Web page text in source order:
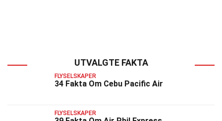
UTVALGTE FAKTA
FLYSELSKAPER
34 Fakta Om Cebu Pacific Air
FLYSELSKAPER